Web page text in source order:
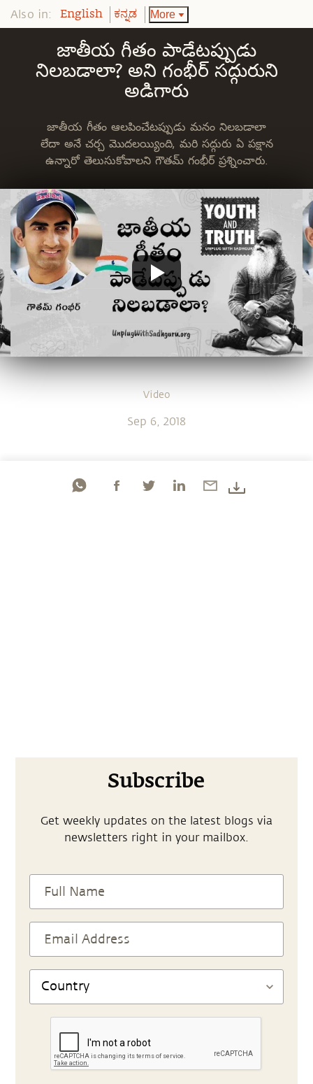
Also in: English ಕನ್ನಡ More
జాతీయ గీతం పాడేటప్పుడు
నిలబడాలా? అని గంభీర్ సద్గురుని
అడిగారు
జాతీయ గీతం ఆలపించేటప్పుడు మనం నిలబడాలా
లేదా అనే చర్చ మొదలయ్యింది, మరి సద్గురు ఏ పక్షాన
ఉన్నారో తెలుసుకోవాలని గౌతమ్ గంభీర్ ప్రశ్నించారు.
Video
Sep 6, 2018
Subscribe
Get weekly updates on the latest blogs via
newsletters right in your mailbox.